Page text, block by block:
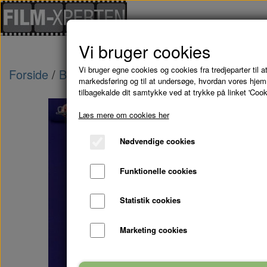
Forside Brugte Film MIN SØSTERS BØRN
Vi bruger cookies
Vi bruger egne cookies og cookies fra tredjeparter til
markedsføring og til at undersøge, hvordan vores
tilbagekalde dit samtykke ved at trykke på linket
Læs mere om cookies her
Nødvendige cookies
Funktionelle cookies
Statistik cookies
Marketing cookies